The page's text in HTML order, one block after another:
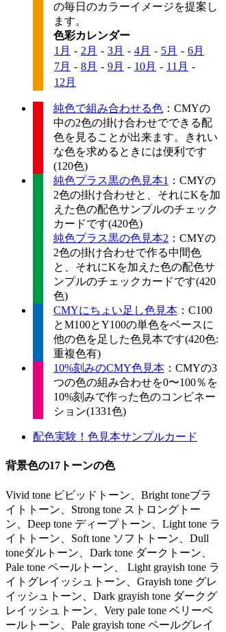
の毎日のカラーイメージを提案し
ます。
色彩カレンダー
1月 - 2月 - 3月 - 4月 - 5月 - 6月
7月 - 8月 - 9月 - 10月 - 11月 -
12月
純色で組み合わせる色 ：CMYの
中の2色の掛け合わせでできる配
色を見ることが出来ます。きれい
な色を求めるときには便利です
(120色)
純色プラス黒の色見本1 ：CMYの
2色の掛け合わせと、それにKを加
えた色の配色サンプルのチェック
カードです(420色)
純色プラス黒の色見本2 ：CMYの
2色の掛け合わせで作る中間色
と、それにKを加えた色の配色サ
ンプルのチェックカードです(420
色)
CMYにちょい足し色見本 ：C100
とM100とY100の単色をベースに
他の色を足した色見本です(420色:
重複色有)
10%刻みのCMY色見本 ：CMYの3
つの色の組み合わせを0〜100％を
10%刻みで作った色のコンビネー
ション(1331色)
配色実験！色見本サンプルカード
背景色の17トーンの色
Vivid tone ビビッドトーン、Bright toneブラ
イトトーン、Strong tone ストロングトー
ン、Deep tone ディープトーン、Light tone ラ
イトトーン、Soft tone ソフトトーン、Dull
toneダルトーン、Dark tone ダークトーン、
Pale tone ペールトーン、 Light grayish tone ラ
イトグレイッシュトーン、Grayish tone グレ
イッシュトーン、Dark grayish tone ダークグ
レイッシュトーン、Very pale tone ベリーペ
ールトーン、Pale grayish tone ペールグレイ